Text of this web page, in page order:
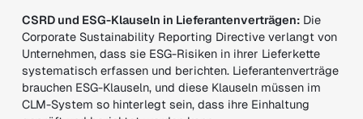
CSRD und ESG-Klauseln in Lieferantenverträgen:Die
Corporate Sustainability Reporting Directive verlangt von
Unternehmen, dass sie ESG-Risiken in ihrer Lieferkette
systematisch erfassen und berichten. Lieferantenverträge
brauchen ESG-Klauseln, und diese Klauseln müssen im
CLM-System so hinterlegt sein, dass ihre Einhaltung